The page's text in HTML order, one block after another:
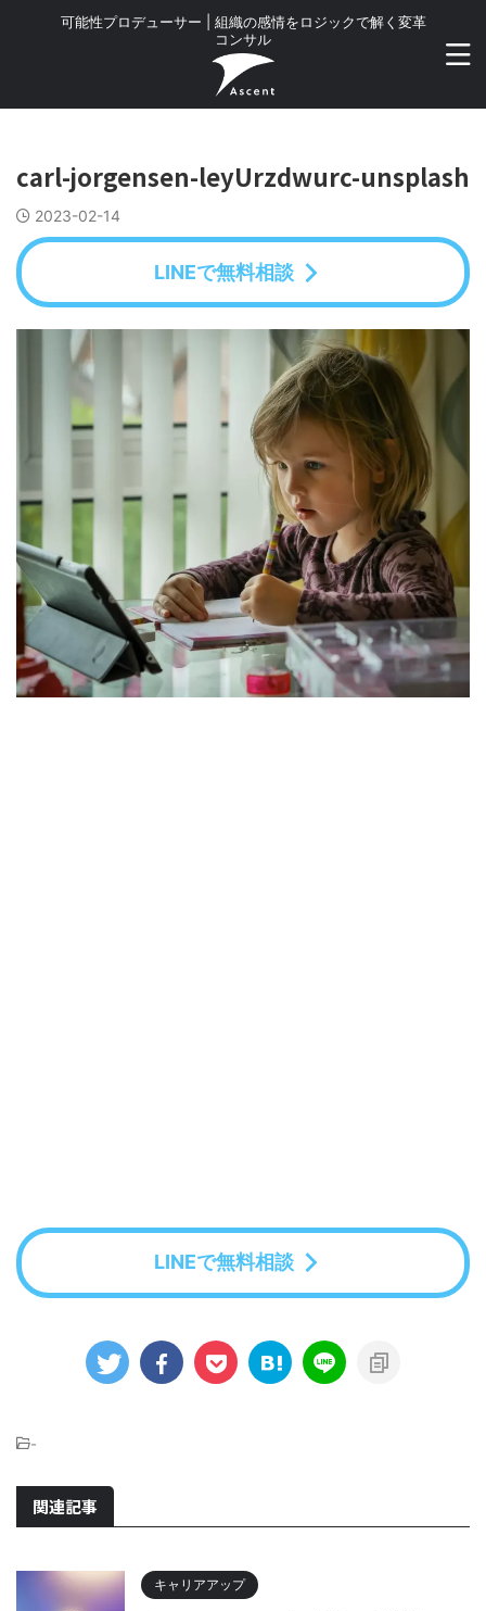
可能性プロデューサー | 組織の感情をロジックで解く変革
コンサル
carl-jorgensen-leyUrzdwurc-unsplash
2023-02-14
LINEで無料相談
LINEで無料相談
-
関連記事
キャリアアップ